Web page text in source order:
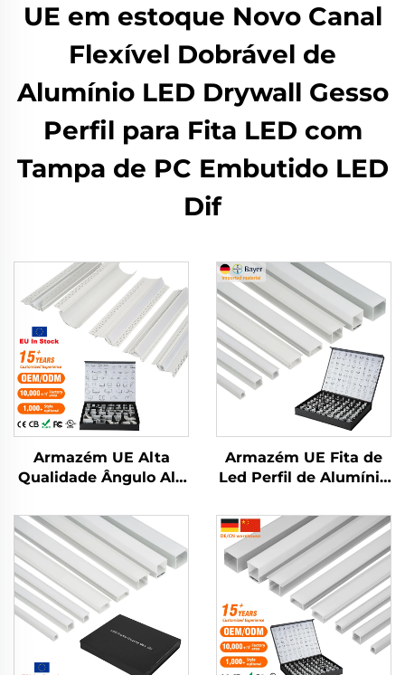
UE em estoque Novo Canal
Flexível Dobrável de
Alumínio LED Drywall Gesso
Perfil para Fita LED com
Tampa de PC Embutido LED
Dif
Armazém UE Alta
Qualidade Ângulo Alu
Carcaça Canal Tampa
Difusa Fita de Luz
Barra Perfil de
Alumínio Embutido
Led
Armazém UE Fita de
Led Perfil de Alumínio
Alumínio Montado
Perfil de Cinema Luz
de Degrau Externo Led
Perfil de Alumínio